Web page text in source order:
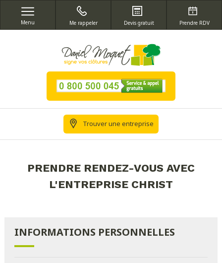
Menu Me rappeler Devis gratuit Prendre RDV
Trouver une entreprise
PRENDRE RENDEZ-VOUS AVEC
L'ENTREPRISE CHRIST
INFORMATIONS PERSONNELLES